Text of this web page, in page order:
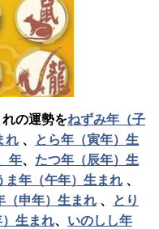
の運勢をねずみ年（子
れ 、
とら年（寅年）生
年、 たつ年（辰年）生
ま年（午年）生まれ 、
（申年）生まれ 、
とり
生まれ、 いのしし年